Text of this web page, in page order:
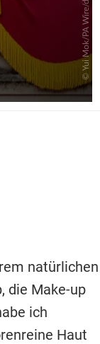
natürlichen
die Make-up
ich
Haut